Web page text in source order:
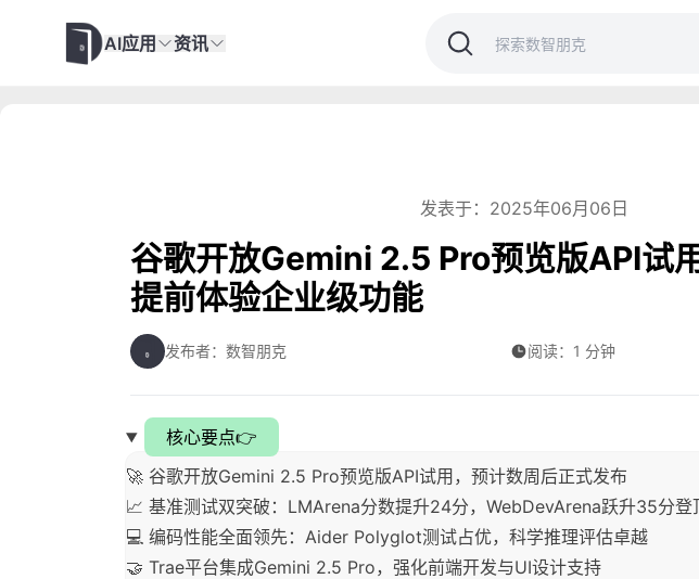
AI应用 资讯
发表于：2025年06月06日
谷歌开放Gemini 2.5 Pro预览版API试
提前体验企业级功能
发布者：数智朋克 阅读：1 分钟
核心要点👉
🚀 谷歌开放Gemini 2.5 Pro预览版API试用，预计数周后正式发布
📈 基准测试双突破：LMArena分数提升24分，WebDevArena跃升35分登
💻 编码性能全面领先：Aider Polyglot测试占优，科学推理评估卓越
🤝 Trae平台集成Gemini 2.5 Pro，强化前端开发与UI设计支持